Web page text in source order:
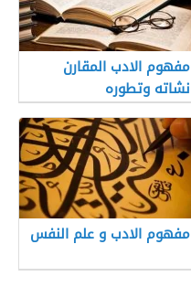
مفهوم الادب المقارن
نشاته وتطوره
مفهوم الادب و علم النفس